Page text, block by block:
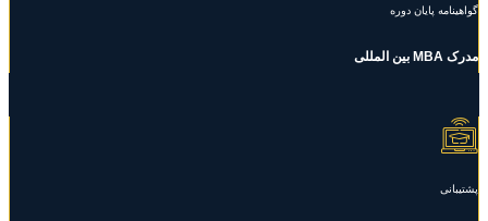
گواهینامه پایان دوره
مدرک MBA بین المللی
پشتیبانی